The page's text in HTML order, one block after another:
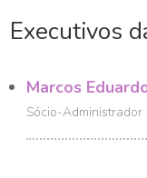
Executivos
Marcos
Sócio-Administrador